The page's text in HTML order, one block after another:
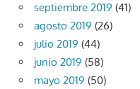
septiembre 2019 (41)
agosto 2019 (26)
julio 2019 (44)
junio 2019 (58)
mayo 2019 (50)